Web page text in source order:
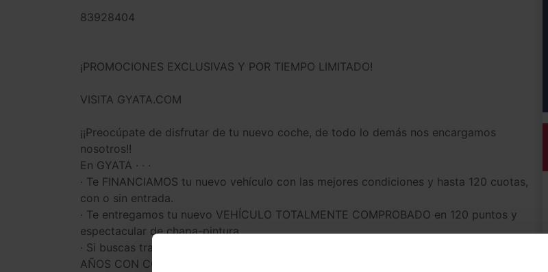
83928404
¡PROMOCIONES EXCLUSIVAS Y POR TIEMPO LIMITADO!
VISITA GYATA.COM
¡¡Preocúpate de disfrutar de tu nuevo coche, de todo lo demás nos encargamos
nosotros!!
En GYATA · · ·
· Te FINANCIAMOS tu nuevo vehículo con las mejores condiciones y hasta 120 cuotas,
con o sin entrada.
· Te entregamos tu nuevo VEHÍCULO TOTALMENTE COMPROBADO en 120 puntos y
espectacular de chapa-pintura.
· Si buscas tranquilidad, tienes la posibilidad de ampliar la GARANTÍA HASTA CINCO
AÑOS CON COBERTURA EN SERVICIO OFICIAL y/o taller autorizado más próximo a tu